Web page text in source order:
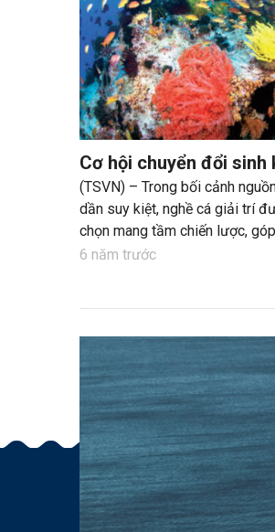
Cơ hội chuyển đổi sinh
(TSVN) – Trong bối cảnh
dần suy kiệt, nghề cá giải trí
chọn mang tầm chiến lược,
vững kinh tế đảo nhỏ, tạo cơ
6 năm trước